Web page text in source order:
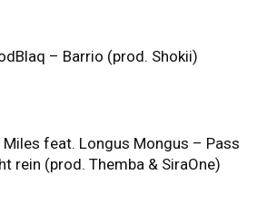
– Barrio (prod. Shokii)
Miles feat. Longus Mongus – Pass
rein (prod. Themba & SiraOne)